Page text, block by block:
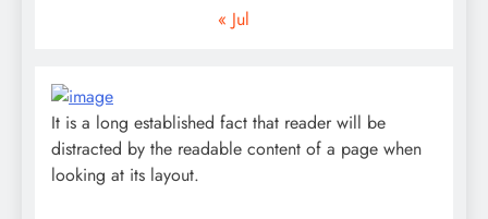
« Jul
It is a long established fact that reader will be
distracted by the readable content of a page when
looking at its layout.